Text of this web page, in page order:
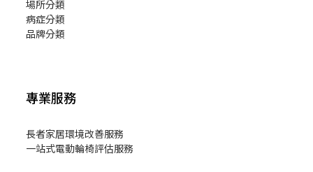
場所分類
病症分類
品牌分類
專業服務
長者家居環境改善服務
一站式電動輪椅評估服務